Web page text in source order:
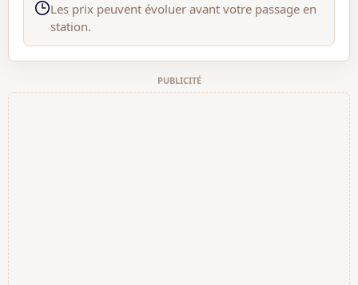
Les prix peuvent évoluer avant votre passage en
station.
PUBLICITÉ